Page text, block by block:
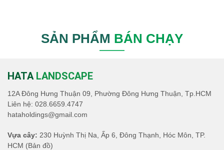
SẢN PHẨM BÁN CHẠY
HATA LANDSCAPE
12A Đông Hưng Thuận 09, Phường Đông Hưng Thuận, Tp.HCM
Liên hệ: 028.6659.4747
hataholdings@gmail.com
Vựa cây: 230 Huỳnh Thị Na, Ấp 6, Đông Thạnh, Hóc Môn, TP.
HCM (Bản đồ)